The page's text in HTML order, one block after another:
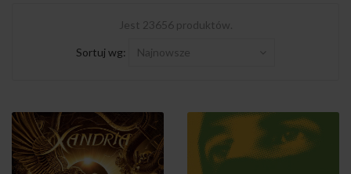
Jest 23656 produktów.
Sortuj wg: Najnowsze